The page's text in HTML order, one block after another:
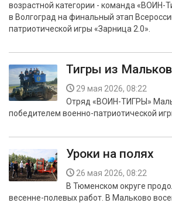
БЕЗОПАСНОСТЬ
СПОРТ
АРХИВ PDF
возрастной категории - команда «ВОИН-
в Волгоград на финальный этап
патриотической игры «Зарница 2.0».
Тигры из
29 мая 2026, 08:22
Отряд «ВОИН-ТИГРЫ»
победителем военно-патриотической
Уроки на полях
26 мая 2026, 08:22
В Тюменском округе
весенне-полевых работ. В Мальково